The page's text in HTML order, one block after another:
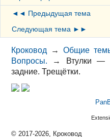
◄◄ Предыдущая тема
Следующая тема ►►
Кроковод →Общие
Вопросы.
→
Втулки —
задние. Трещётки.
© 2017-2026, Кроковод